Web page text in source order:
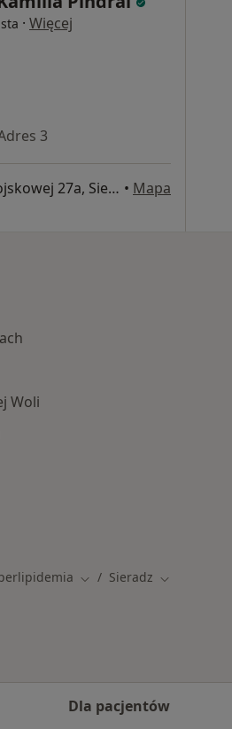
· Więcej
3
Polskiej Organizacji Wojskowej 27a, Sieradz • Mapa
Woli
Zmień miasto
Sieradz Zmień miasto
Dla pacjentów